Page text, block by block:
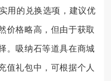
用的兑换选项，建议优
价格略高，但由于获取
。吸纳石等道具在商城
值礼包中，可根据个人